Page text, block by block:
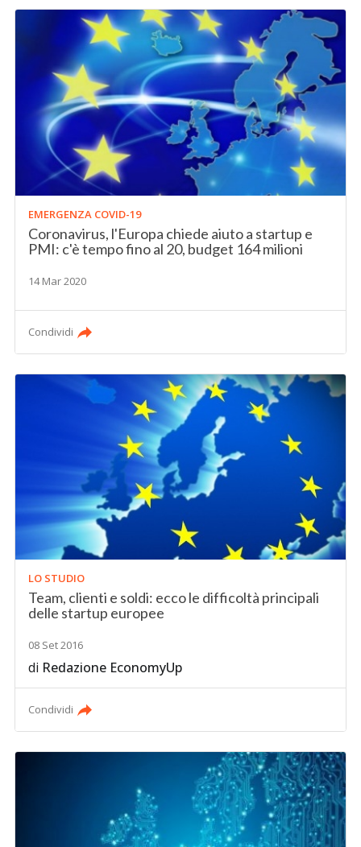
EMERGENZA COVID-19
Coronavirus, l'Europa chiede aiuto a startup e
PMI: c'è tempo fino al 20, budget 164 milioni
14 Mar 2020
Condividi
LO STUDIO
Team, clienti e soldi: ecco le difficoltà principali
delle startup europee
08 Set 2016
di Redazione EconomyUp
Condividi